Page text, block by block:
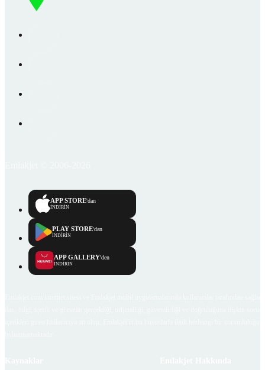
APP STORE'dan
İNDİRİN
PLAY STORE'dan
İNDİRİN
APP GALLERY'den
İNDİRİN